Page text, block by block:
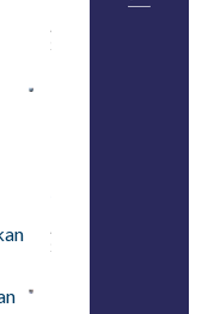
August 8,
2026
August 6,
2026